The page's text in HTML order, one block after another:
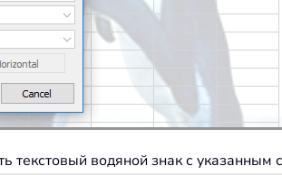
текстовый водяной знак с